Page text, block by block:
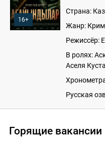
16+
Страна:
Жанр:
Режиссёр:
В ролях:
Аселя
Русская
Горящие вакансии